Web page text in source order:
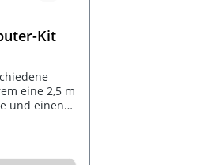
Kit
eine 2,5 m
und einen